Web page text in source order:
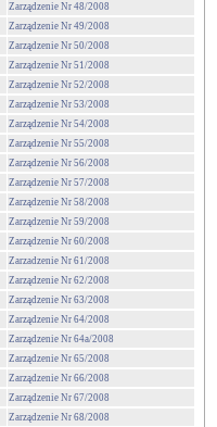
Zarządzenie Nr 48/2008
Zarządzenie Nr 49/2008
Zarządzenie Nr 50/2008
Zarządzenie Nr 51/2008
Zarządzenie Nr 52/2008
Zarządzenie Nr 53/2008
Zarządzenie Nr 54/2008
Zarządzenie Nr 55/2008
Zarządzenie Nr 56/2008
Zarządzenie Nr 57/2008
Zarządzenie Nr 58/2008
Zarządzenie Nr 59/2008
Zarządzenie Nr 60/2008
Zarzadzenie Nr 61/2008
Zarządzenie Nr 62/2008
Zarządzenie Nr 63/2008
Zarządzenie Nr 64/2008
Zarządzenie Nr 64a/2008
Zarządzenie Nr 65/2008
Zarządzenie Nr 66/2008
Zarządzenie Nr 67/2008
Zarządzenie Nr 68/2008